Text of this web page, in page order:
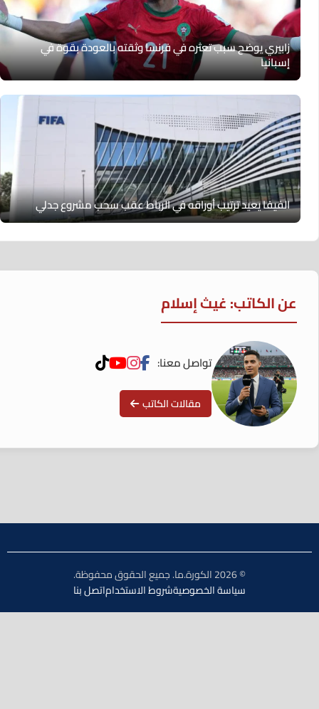
زابيري يوضح سبب تعثره في فرنسا وثقته بالعودة بقوة في
إسبانيا
الفيفا يعيد ترتيب أوراقه في الرباط عقب سحب مشروع جدلي
عن الكاتب: غيث إسلام
تواصل معنا:
مقالات الكاتب
سياسة الخصوصيةشروط الاستخداماتصل بنا